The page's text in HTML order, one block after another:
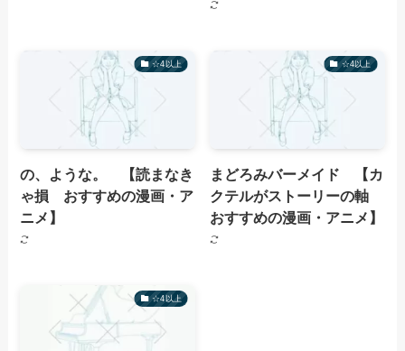
☆4以上
の、ような。 【読まなき
ゃ損 おすすめの漫画・ア
ニメ】
☆4以上
まどろみバーメイド 【カ
クテルがストーリーの軸
おすすめの漫画・アニメ】
☆4以上